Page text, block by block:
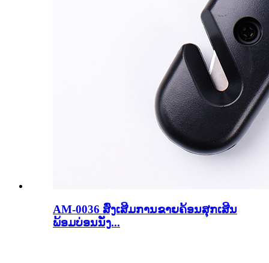
AM-0036 ສົ່ງເສີມການຂາຍຄ້ອນສຸກເສີນ
ພ້ອມບ່ອນນັ່ງ...